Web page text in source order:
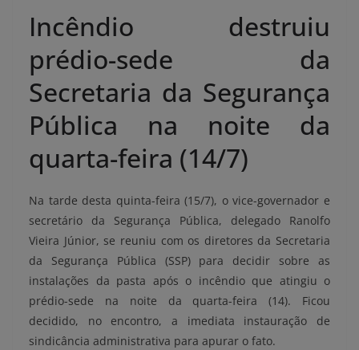
Incêndio destruiu
prédio-sede da
Secretaria da Segurança
Pública na noite da
quarta-feira (14/7)
Na tarde desta quinta-feira (15/7), o vice-governador e
secretário da Segurança Pública, delegado Ranolfo
Vieira Júnior, se reuniu com os diretores da Secretaria
da Segurança Pública (SSP) para decidir sobre as
instalações da pasta após o incêndio que atingiu o
prédio-sede na noite da quarta-feira (14). Ficou
decidido, no encontro, a imediata instauração de
sindicância administrativa para apurar o fato.